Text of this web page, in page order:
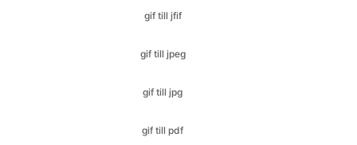
gif till jpg
gif till pdf
gif till png
gif till svg